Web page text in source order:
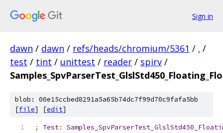
Sign in
dawn / dawn / refs/heads/chromium/5361 / . /
test / tint / unittest / reader / spirv /
blob: 00e15ccbed8291a5a65b74dc7f99d70c9fafa5bb
[file] [edit]
; Test: